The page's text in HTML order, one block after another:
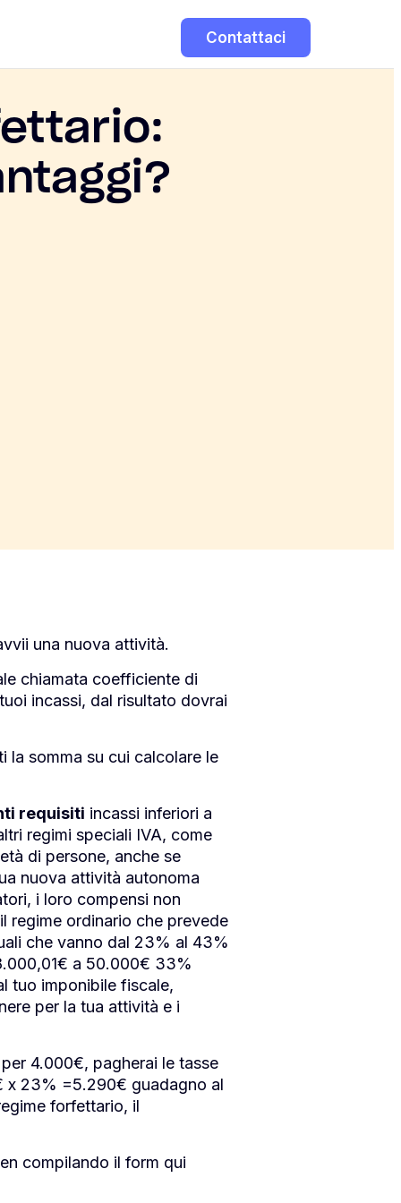
Contattaci
una nuova attività.
chiamata coefficiente di
incassi, dal risultato dovrai
la somma su cui calcolare le
requisiti incassi inferiori a
regimi speciali IVA, come
di persone, anche se
nuova attività autonoma
i loro compensi non
regime ordinario che prevede
che vanno dal 23% al 43%
a 50.000€ 33%
tuo imponibile fiscale,
per la tua attività e i
4.000€, pagherai le tasse
x 23% =5.290€ guadagno al
forfettario, il
compilando il form qui